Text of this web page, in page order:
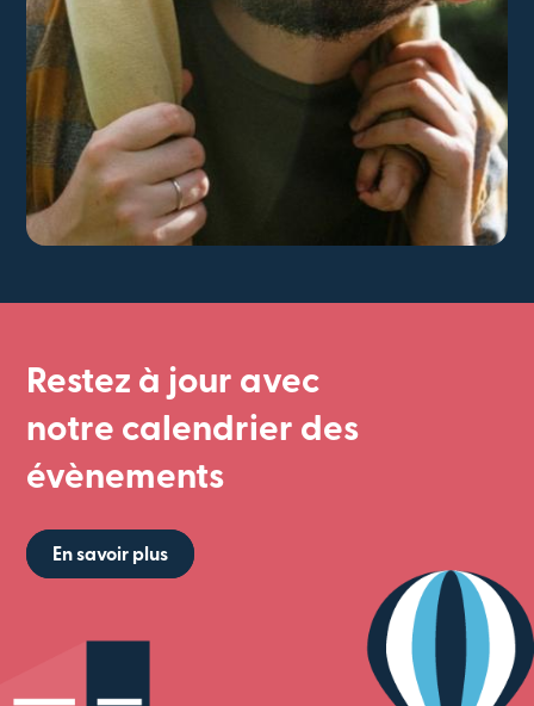
Restez à jour avec
notre calendrier des
évènements
En savoir plus